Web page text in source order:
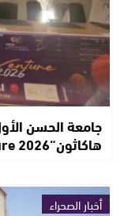
جامعة الحسن
هاكاثون“InnoVenture 2026” لتعزيز الابتكار…
أخبار الصحراء